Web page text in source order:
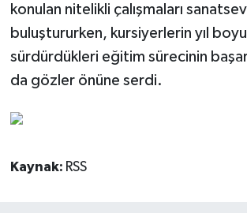
konulan nitelikli çalışmaları
buluştururken, kursiyerlerin yıl
sürdürdükleri eğitim sürecinin
da gözler önüne serdi.
Kaynak: RSS